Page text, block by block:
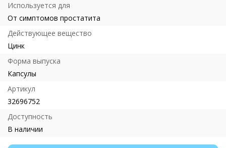
Используется для
От симптомов простатита
Действующее вещество
Цинк
Форма выпуска
Капсулы
Артикул
32696752
Доступность
В наличии